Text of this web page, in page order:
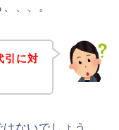
、、。
引に対
ないでしょう